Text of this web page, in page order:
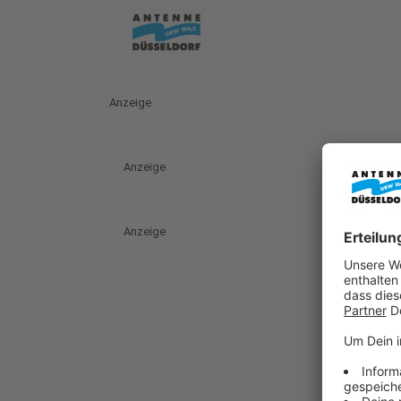
Anzeige
Anzeige
Anzeige